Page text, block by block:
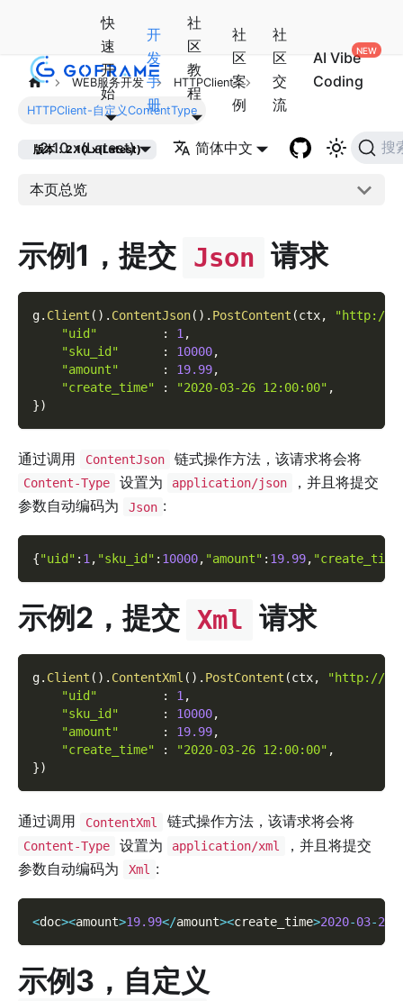
快
速
开
始
开
发
手
册
社
区
教
程
社
区
案
例
社
区
交
流
AI Vibe
Coding
2.10.x(Latest) 简体中文 搜
WEB服务开发 HTTPClient
HTTPClient-自定义ContentType
版本：2.10.x(Latest)
本页总览
示例1，提交 Json 请求
g. Client ( ) . ContentJson( ) . PostContent (ctx,
"http://
"uid"
: 1 ,
"sku_id"
: 10000,
"amount"
: 19.99,
"create_time"
: "2020-03-26 12:00:00" ,
})
通过调用 ContentJson 链式操作方法，该请求将会将
Content-Type 设置为 application/json
，并且将提交
参数自动编码为
Json :
{"uid" : 1, "sku_id" : 10000, "amount" : 19.99,
示例2，提交 Xml 请求
g. Client ( ) . ContentXml ( ) . PostContent (ctx,
"http://
"uid"
: 1,
"sku_id"
: 10000,
"amount"
: 19.99,
"create_time"
: "2020-03-26 12:00:00" ,
})
通过调用 ContentXml 链式操作方法，该请求将会将
Content-Type 设置为 application/xml
，并且将提交
参数自动编码为
Xml :
<doc><amount>19.99</amount><create_time>2020-03-26
示例3，自定义